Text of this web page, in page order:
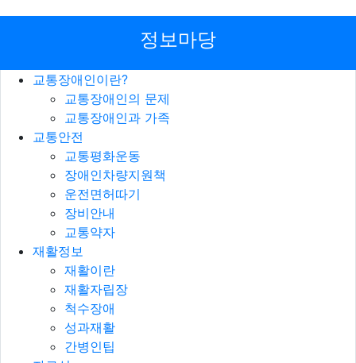
정보마당
교통장애인이란?
교통장애인의 문제
교통장애인과 가족
교통안전
교통평화운동
장애인차량지원책
운전면허따기
장비안내
교통약자
재활정보
재활이란
재활자립장
척수장애
성과재활
간병인팁